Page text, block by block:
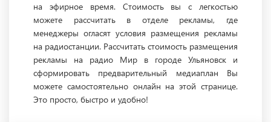
на эфирное время. Стоимость вы с легкостью
можете рассчитать в отделе рекламы, где
менеджеры огласят условия размещения рекламы
на радиостанции. Рассчитать стоимость размещения
рекламы на радио Мир в городе Ульяновск и
сформировать предварительный медиаплан Вы
можете самостоятельно онлайн на этой странице.
Это просто, быстро и удобно!